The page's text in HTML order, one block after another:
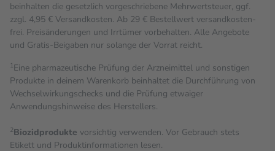
beinhalten die gesetzlich vorgeschriebene Mehrwertsteuer, ggf.
zzgl. 4,95 € Versandkosten. Ab 29 € Bestell­wert versand­kosten­
frei. Preisänderungen und Irrtümer vorbehalten. Alle Angebote
und Gratis-Beigaben nur solange der Vorrat reicht.
1Eine pharmazeutische Prüfung der Arzneimittel und sonstigen
Produkte in deinem Warenkorb beinhaltet die Durchführung von
Wechselwirkungschecks und die Prüfung etwaiger
Anwendungshinweise des Herstellers.
2Biozidprodukte vorsichtig verwenden. Vor Gebrauch stets
Etikett und Produktinformationen lesen.